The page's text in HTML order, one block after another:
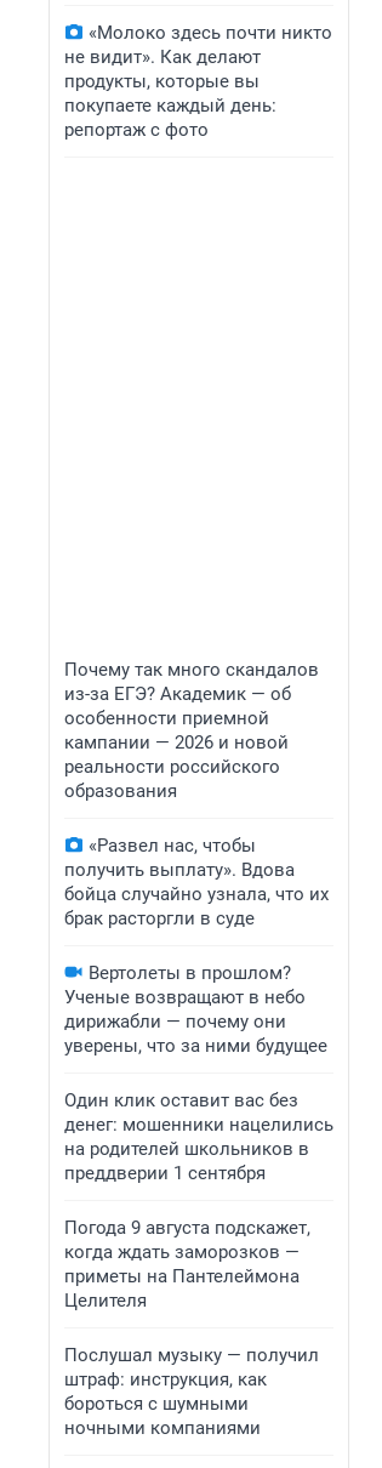
«Молоко здесь почти никто
не видит». Как делают
продукты, которые вы
покупаете каждый день:
репортаж с фото
Почему так много скандалов
из-за ЕГЭ? Академик — об
особенности приемной
кампании — 2026 и новой
реальности российского
образования
«Развел нас, чтобы
получить выплату». Вдова
бойца случайно узнала, что их
брак расторгли в суде
Вертолеты в прошлом?
Ученые возвращают в небо
дирижабли — почему они
уверены, что за ними будущее
Один клик оставит вас без
денег: мошенники нацелились
на родителей школьников в
преддверии 1 сентября
Погода 9 августа подскажет,
когда ждать заморозков —
приметы на Пантелеймона
Целителя
Послушал музыку — получил
штраф: инструкция, как
бороться с шумными
ночными компаниями